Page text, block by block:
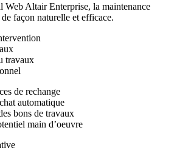
Altair Enterprise, la maintenance
façon naturelle et efficace.
travaux
de rechange
automatique
bons de travaux
main d’oeuvre